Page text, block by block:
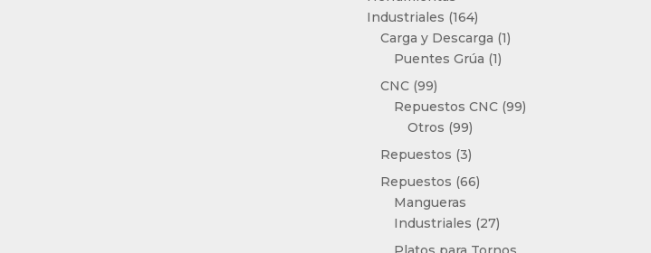
Industriales 164164
productos
Carga y Descarga 11
Puentes Grúa 11
CNC 9999
productos
Repuestos CNC 9999
Otros 9999
productos
Repuestos 33
productos
Repuestos 6666
Mangueras
Industriales
2727